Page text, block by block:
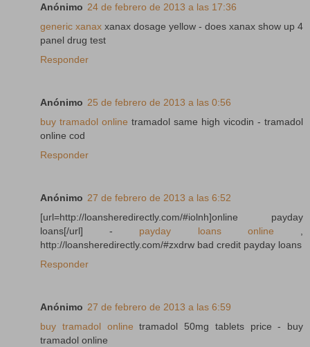
Anónimo 24 de febrero de 2013 a las 17:36
generic xanax xanax dosage yellow - does xanax show up 4
panel drug test
Responder
Anónimo 25 de febrero de 2013 a las 0:56
buy tramadol online tramadol same high vicodin - tramadol
online cod
Responder
Anónimo 27 de febrero de 2013 a las 6:52
[url=http://loansheredirectly.com/#iolnh]online payday
loans[/url] - payday loans online
http://loansheredirectly.com/#zxdrw bad credit payday loans
Responder
Anónimo 27 de febrero de 2013 a las 6:59
buy tramadol online tramadol 50mg tablets price - buy
tramadol online